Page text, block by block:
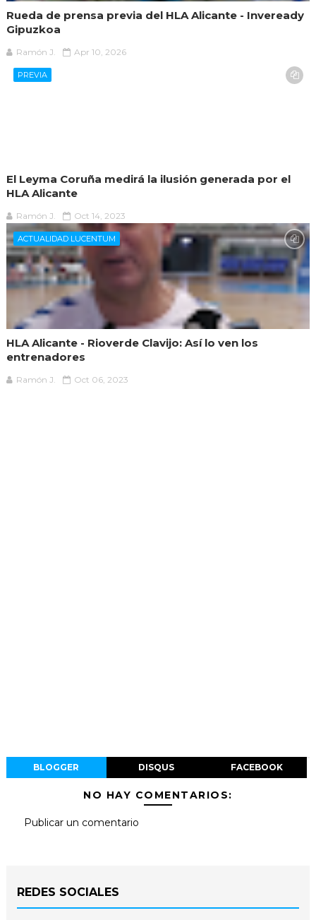
Rueda de prensa previa del HLA Alicante - Inveready
Gipuzkoa
Ramón J. Apr 10, 2026
PREVIA
El Leyma Coruña medirá la ilusión generada por el
HLA Alicante
Ramón J. Oct 14, 2023
ACTUALIDAD LUCENTUM
HLA Alicante - Rioverde Clavijo: Así lo ven los
entrenadores
Ramón J. Oct 06, 2023
BLOGGER DISQUS FACEBOOK
NO HAY COMENTARIOS:
Publicar un comentario
REDES SOCIALES